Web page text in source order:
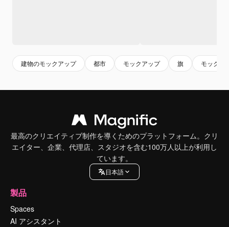
建物のモックアップ 都市 モックアップ 旗 モック
最高のクリエイティブ制作を導くためのプラットフォーム。クリ
エイター、企業、代理店、スタジオを含む100万人以上が利用し
ています。
日本語
製品
Spaces
AI アシスタント